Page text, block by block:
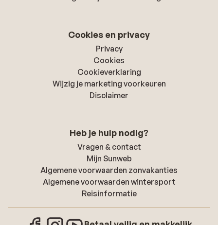
Cookies en privacy
Privacy
Cookies
Cookieverklaring
Wijzig je marketing voorkeuren
Disclaimer
Heb je hulp nodig?
Vragen & contact
Mijn Sunweb
Algemene voorwaarden zonvakanties
Algemene voorwaarden wintersport
Reisinformatie